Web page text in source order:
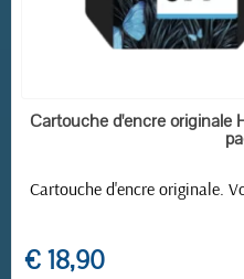
EN
Cartouche d'encre
Cartouche d'encre originale.
€ 18,90